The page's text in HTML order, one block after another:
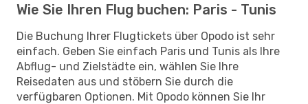
Wie Sie Ihren Flug buchen: Paris - Tunis
Die Buchung Ihrer Flugtickets über Opodo ist sehr
einfach. Geben Sie einfach Paris und Tunis als Ihre
Abflug- und Zielstädte ein, wählen Sie Ihre
Reisedaten aus und stöbern Sie durch die
verfügbaren Optionen. Mit Opodo können Sie Ihr